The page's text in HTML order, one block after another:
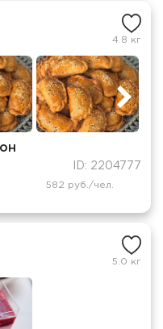
4.8 кг
ID: 2204777
582 руб./чел.
5.0 кг